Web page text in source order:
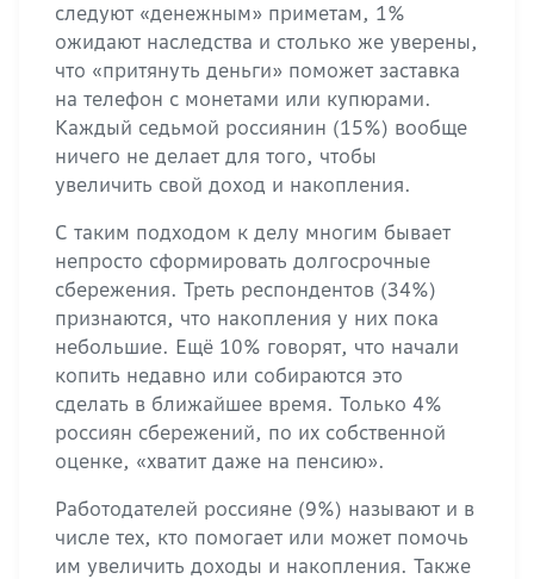
следуют «денежным» приметам, 1%
ожидают наследства и столько же уверены,
что «притянуть деньги» поможет заставка
на телефон с монетами или купюрами.
Каждый седьмой россиянин (15%) вообще
ничего не делает для того, чтобы
увеличить свой доход и накопления.
С таким подходом к делу многим бывает
непросто сформировать долгосрочные
сбережения. Треть респондентов (34%)
признаются, что накопления у них пока
небольшие. Ещё 10% говорят, что начали
копить недавно или собираются это
сделать в ближайшее время. Только 4%
россиян сбережений, по их собственной
оценке, «хватит даже на пенсию».
Работодателей россияне (9%) называют и в
числе тех, кто помогает или может помочь
им увеличить доходы и накопления. Также